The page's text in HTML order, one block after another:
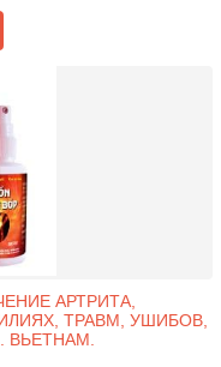
АРТРИТА,
ТРАВМ, УШИБОВ,
ВЬЕТНАМ.